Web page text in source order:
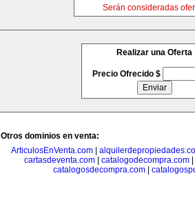
Serán consideradas
Realizar una Oferta
Precio Ofrecido $
Otros dominios en venta:
ArticulosEnVenta.com
cartasdeventa.com
catalogodecompra.com
catalogosdecompra.com